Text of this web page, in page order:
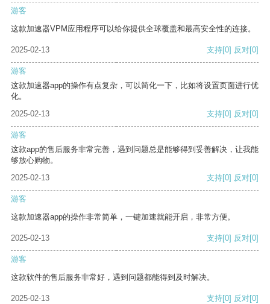
游客
这款加速器VPM应用程序可以给你提供全球覆盖和最高安全性的连接。
2025-02-13 支持[0] 反对[0]
游客
这款加速器app的操作有点复杂，可以简化一下，比如将设置页面进行优
化。
2025-02-13
支持[0] 反对[0]
游客
这款app的售后服务非常完善，遇到问题总是能够得到妥善解决，让我能
够放心购物。
2025-02-13
支持[0] 反对[0]
游客
这款加速器app的操作非常简单，一键加速就能开启，非常方便。
2025-02-13 支持[0] 反对[0]
游客
这款软件的售后服务非常好，遇到问题都能得到及时解决。
2025-02-13 支持[0] 反对[0]